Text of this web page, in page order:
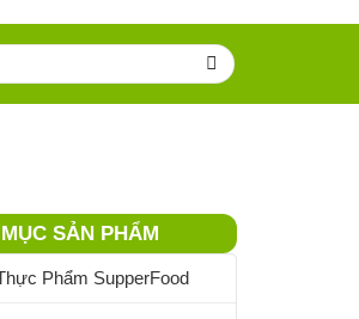
SẢN PHẨM
Phẩm SupperFood